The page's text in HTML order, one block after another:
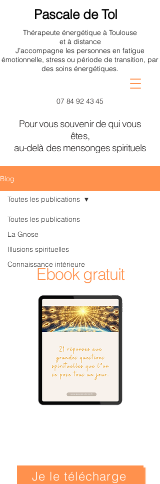
Pascale de Tol
Thérapeute énergétique à Toulouse
et à distance
J’accompagne les personnes en fatigue
émotionnelle, stress ou période de transition, par
des soins énergétiques.
07 84 92 43 45
Pour vous souvenir de qui vous
êtes,
au-delà des mensonges spirituels
Blog
Toutes les publications
La Gnose
Illusions spirituelles
Connaissance intérieure
Toutes les publications
Ebook gratuit
Je le télécharge